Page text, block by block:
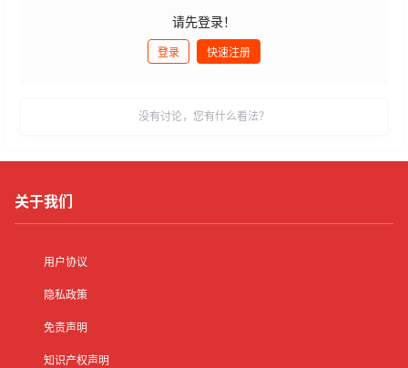
请先登录！
登录 快速注册
没有讨论，您有什么看法？
关于我们
用户协议
隐私政策
免责声明
知识产权声明